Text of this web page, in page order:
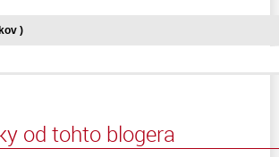
)
od tohto blogera